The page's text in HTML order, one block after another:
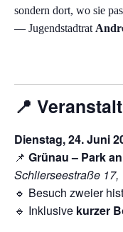
sondern dort, wo sie
— Jugendstadtrat
📍
Dienstag, 24. Juni
📌 Grünau – Park
Schlierseestraße 17,
🔹 Besuch zweier
🔹 Inklusive kurzer